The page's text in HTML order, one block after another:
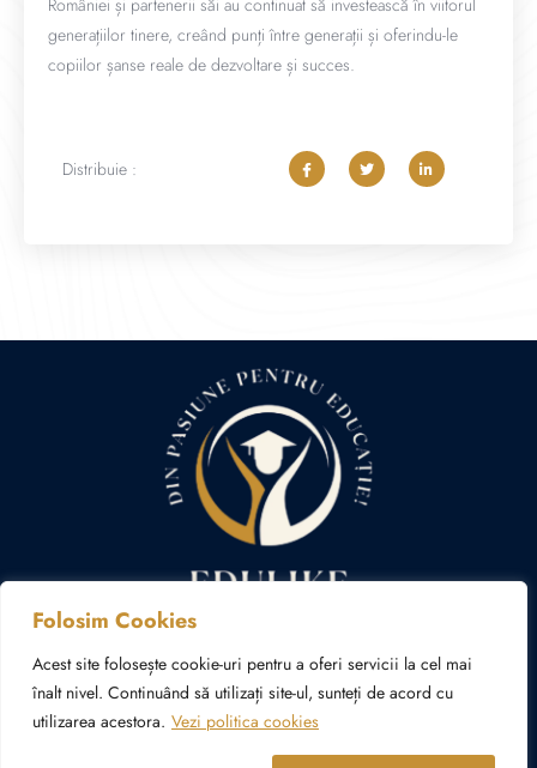
Folosim Cookies
Acest site folosește cookie-uri pentru a oferi servicii la cel mai
înalt nivel. Continuând să utilizați site-ul, sunteți de acord cu
utilizarea acestora. Vezi politica cookies
României și partenerii săi au continuat să investească în viitorul
generațiilor tinere, creând punți între generații și oferindu-le
copiilor șanse reale de dezvoltare și succes.
Distribuie :
Politica de confidențialitate